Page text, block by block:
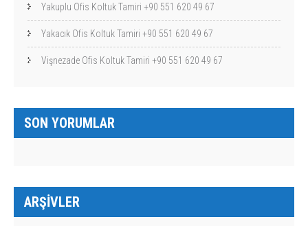
Yakuplu Ofis Koltuk Tamiri +90 551 620 49 67
Yakacık Ofis Koltuk Tamiri +90 551 620 49 67
Vişnezade Ofis Koltuk Tamiri +90 551 620 49 67
SON YORUMLAR
ARŞIVLER